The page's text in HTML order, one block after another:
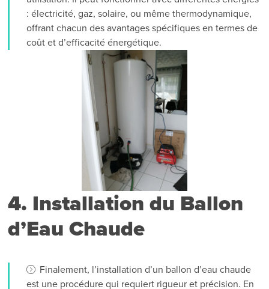
: électricité, gaz, solaire, ou même thermodynamique,
offrant chacun des avantages spécifiques en termes de
coût et d’efficacité énergétique.
4. Installation du Ballon
d’Eau Chaude
Finalement, l’installation d’un ballon d’eau chaude
est une procédure qui requiert rigueur et précision. En